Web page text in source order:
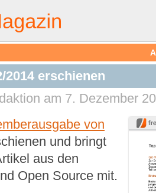
2014 erschienen
am 7. Dezember
von
und bringt
aus den
Open Source mit.